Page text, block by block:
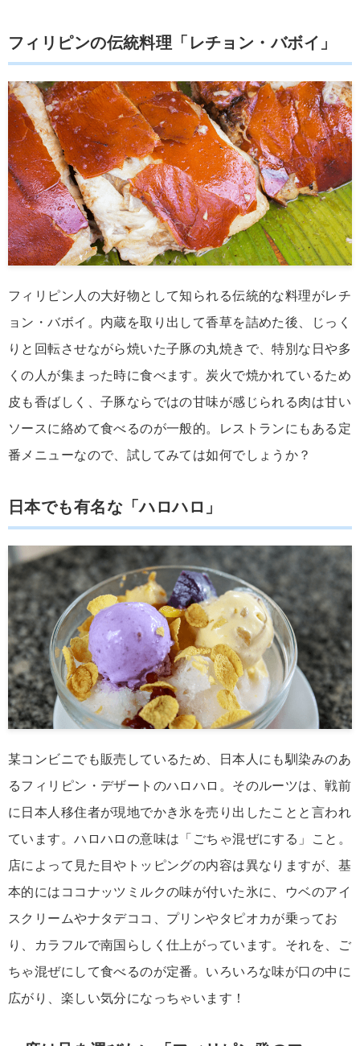
フィリピンの伝統料理「レチョン・バボイ」
フィリピン人の大好物として知られる伝統的な料理がレチ
ョン・バボイ。内蔵を取り出して香草を詰めた後、じっく
りと回転させながら焼いた子豚の丸焼きで、特別な日や多
くの人が集まった時に食べます。炭火で焼かれているため
皮も香ばしく、子豚ならではの甘味が感じられる肉は甘い
ソースに絡めて食べるのが一般的。レストランにもある定
番メニューなので、試してみては如何でしょうか？
日本でも有名な「ハロハロ」
某コンビニでも販売しているため、日本人にも馴染みのあ
るフィリピン・デザートのハロハロ。そのルーツは、戦前
に日本人移住者が現地でかき氷を売り出したことと言われ
ています。ハロハロの意味は「ごちゃ混ぜにする」こと。
店によって見た目やトッピングの内容は異なりますが、基
本的にはココナッツミルクの味が付いた氷に、ウベのアイ
スクリームやナタデココ、プリンやタピオカが乗ってお
り、カラフルで南国らしく仕上がっています。それを、ご
ちゃ混ぜにして食べるのが定番。いろいろな味が口の中に
広がり、楽しい気分になっちゃいます！